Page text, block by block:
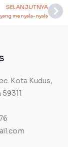
SELANJUTNYA
menyala-nyala
Kota Kudus,